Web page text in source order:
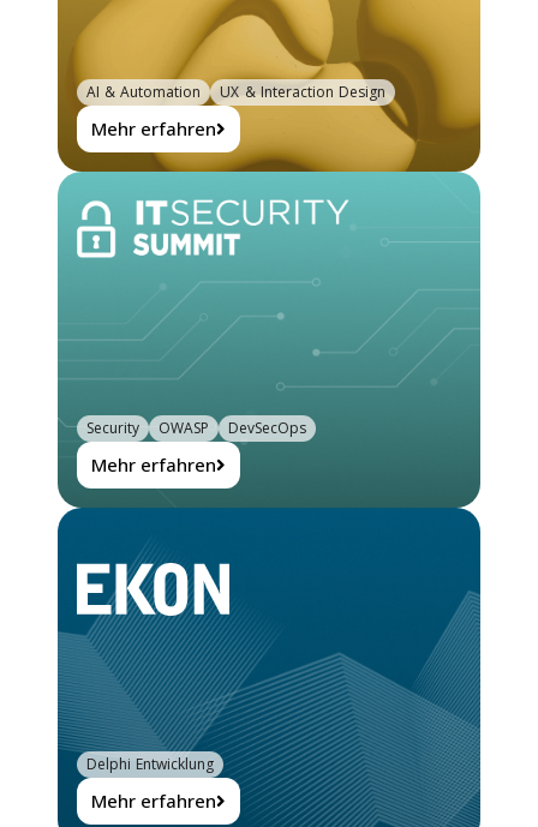
Mehr erfahren
AI & Automation UX & Interaction Design
Mehr erfahren
Security OWASP DevSecOps
Mehr erfahren
Delphi Entwicklung